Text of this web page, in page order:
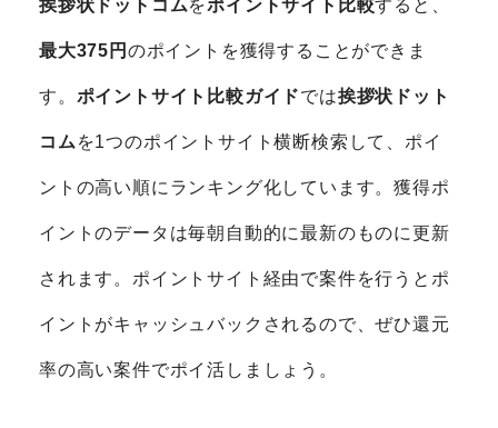
挨拶状ドットコムをポイントサイト比較すると、
最大375円 のポイントを獲得することができま
す。 ポイントサイト比較ガイドでは挨拶状ドット
コム を1つのポイントサイト横断検索して、ポイ
ントの高い順にランキング化しています。獲得ポ
イントのデータは毎朝自動的に最新のものに更新
されます。ポイントサイト経由で案件を行うとポ
イントがキャッシュバックされるので、ぜひ還元
率の高い案件でポイ活しましょう。